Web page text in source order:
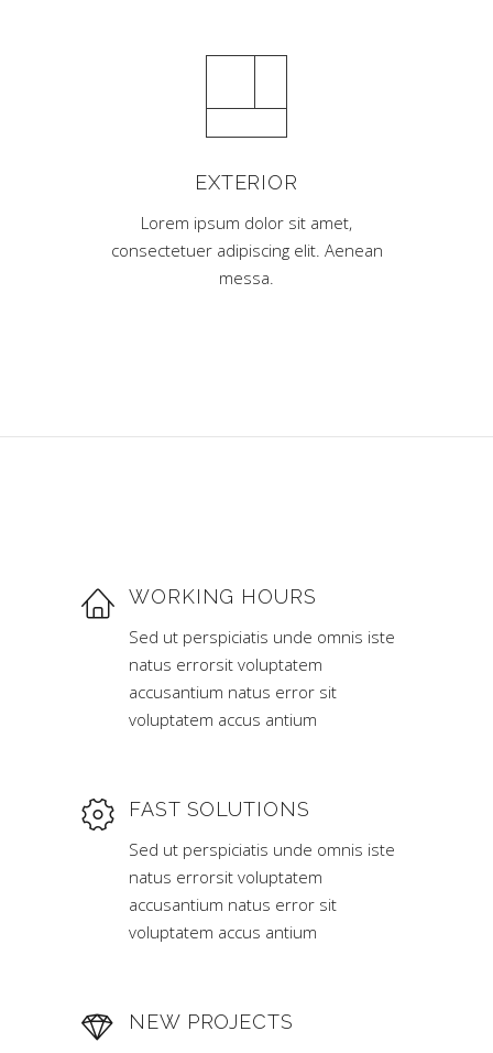
EXTERIOR
Lorem ipsum dolor sit amet,
consectetuer adipiscing elit. Aenean
messa.
WORKING HOURS
Sed ut perspiciatis unde omnis iste
natus errorsit voluptatem
accusantium natus error sit
voluptatem accus antium
FAST SOLUTIONS
Sed ut perspiciatis unde omnis iste
natus errorsit voluptatem
accusantium natus error sit
voluptatem accus antium
NEW PROJECTS